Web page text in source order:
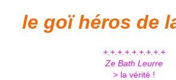
le goï héros de
+.+.+.+.+.+.+.+.+
Ze Bath Leurre
> la vérité !